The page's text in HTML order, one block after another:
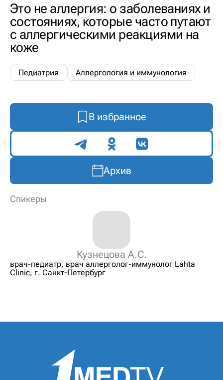
Это не аллергия: о заболеваниях и
состояниях, которые часто путают
с аллергическими реакциями на
коже
Педиатрия Аллергология и иммунология
В избранное
Поделиться
Архив
Спикеры
Кузнецова А.С.
врач-педиатр, врач аллерголог-иммунолог Lahta
Clinic, г. Санкт-Петербург